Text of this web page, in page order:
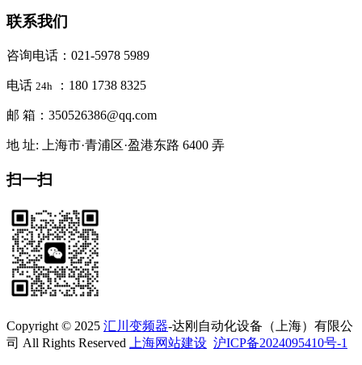
联系我们
咨询电话：021-5978 5989
电话 24h ：180 1738 8325
邮 箱：350526386@qq.com
地 址: 上海市·青浦区·盈港东路 6400 弄
扫一扫
Copyright © 2025 汇川变频器-达刚自动化设备（上海）有限公
司 All Rights Reserved
上海网站建设 沪ICP备2024095410号-1